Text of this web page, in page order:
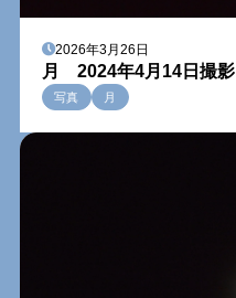
2026年3月26日
月 2024年4月14日撮影
写真 月